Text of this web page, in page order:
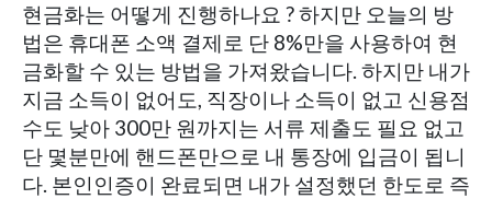
현금화는 어떻게 진행하나요 ? 하지만 오늘의 방
법은 휴대폰 소액 결제로 단 8%만을 사용하여 현
금화할 수 있는 방법을 가져왔습니다. 하지만 내가
지금 소득이 없어도, 직장이나 소득이 없고 신용점
수도 낮아 300만 원까지는 서류 제출도 필요 없고
단 몇분만에 핸드폰만으로 내 통장에 입금이 됩니
다. 본인인증이 완료되면 내가 설정했던 한도로 즉